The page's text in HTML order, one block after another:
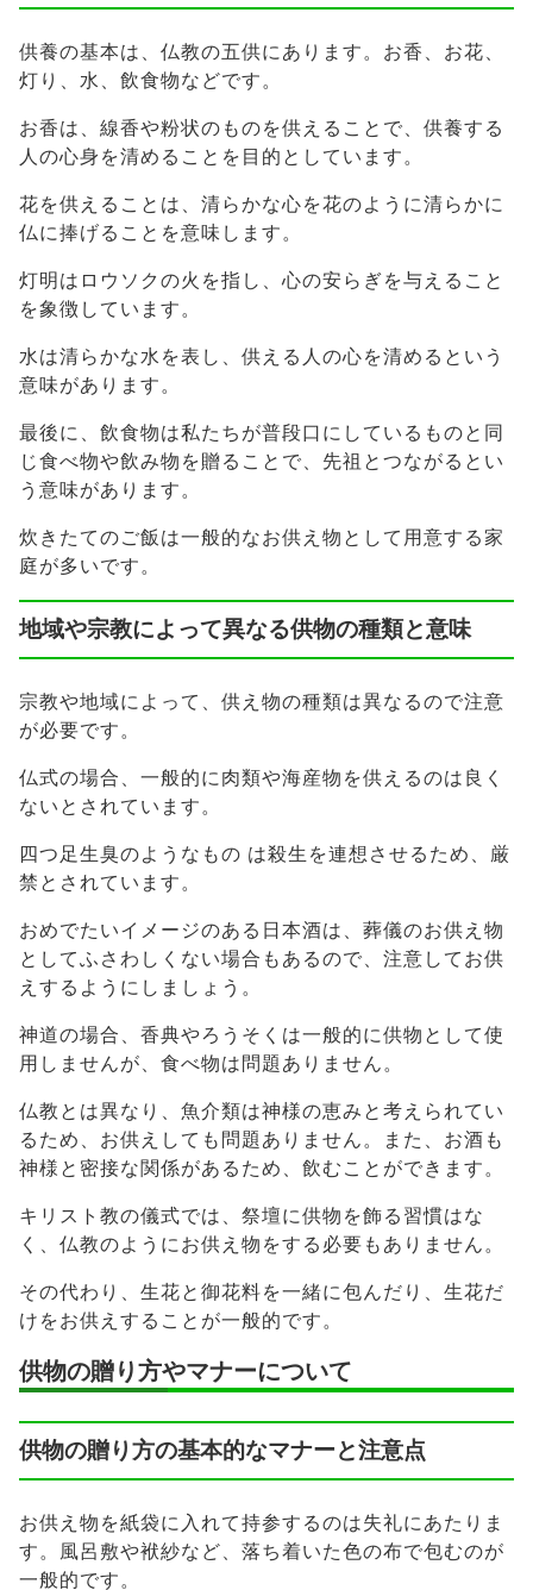
供養の基本は、仏教の五供にあります。お香、お花、
灯り、水、飲食物などです。
お香は、線香や粉状のものを供えることで、供養する
人の心身を清めることを目的としています。
花を供えることは、清らかな心を花のように清らかに
仏に捧げることを意味します。
灯明はロウソクの火を指し、心の安らぎを与えること
を象徴しています。
水は清らかな水を表し、供える人の心を清めるという
意味があります。
最後に、飲食物は私たちが普段口にしているものと同
じ食べ物や飲み物を贈ることで、先祖とつながるとい
う意味があります。
炊きたてのご飯は一般的なお供え物として用意する家
庭が多いです。
地域や宗教によって異なる供物の種類と意味
宗教や地域によって、供え物の種類は異なるので注意
が必要です。
仏式の場合、一般的に肉類や海産物を供えるのは良く
ないとされています。
四つ足生臭のようなもの は殺生を連想させるため、厳
禁とされています。
おめでたいイメージのある日本酒は、葬儀のお供え物
としてふさわしくない場合もあるので、注意してお供
えするようにしましょう。
神道の場合、香典やろうそくは一般的に供物として使
用しませんが、食べ物は問題ありません。
仏教とは異なり、魚介類は神様の恵みと考えられてい
るため、お供えしても問題ありません。また、お酒も
神様と密接な関係があるため、飲むことができます。
キリスト教の儀式では、祭壇に供物を飾る習慣はな
く、仏教のようにお供え物をする必要もありません。
その代わり、生花と御花料を一緒に包んだり、生花だ
けをお供えすることが一般的です。
供物の贈り方やマナーについて
供物の贈り方の基本的なマナーと注意点
お供え物を紙袋に入れて持参するのは失礼にあたりま
す。風呂敷や袱紗など、落ち着いた色の布で包むのが
一般的です。